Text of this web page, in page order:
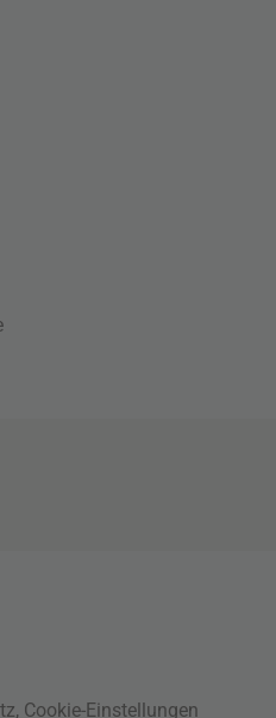
, Cookie-Einstellungen